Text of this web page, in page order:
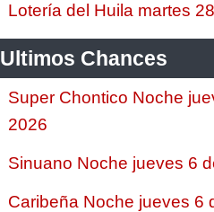
Lotería del Huila martes
Ultimos Chances
Super Chontico Noche
2026
Sinuano Noche jueves 6
Caribeña Noche jueves 6